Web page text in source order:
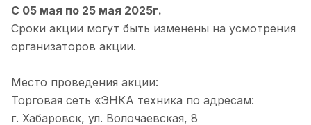
С 05 мая по 25 мая 2025г.
Сроки акции могут быть изменены на усмотрения
организаторов акции.
Место проведения акции:
Торговая сеть «ЭНКА техника по адресам:
г. Хабаровск, ул. Волочаевская, 8